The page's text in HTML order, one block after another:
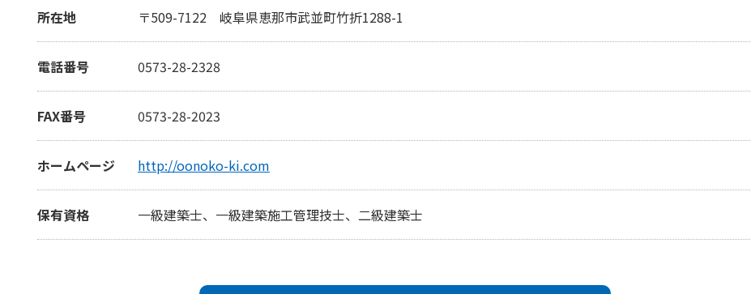
所在地 〒509-7122 岐阜県恵那市武並町竹折1288-1
電話番号 0573-28-2328
FAX番号 0573-28-2023
ホームページ http://oonoko-ki.com
保有資格 一級建築士、一級建築施工管理技士、二級建築士